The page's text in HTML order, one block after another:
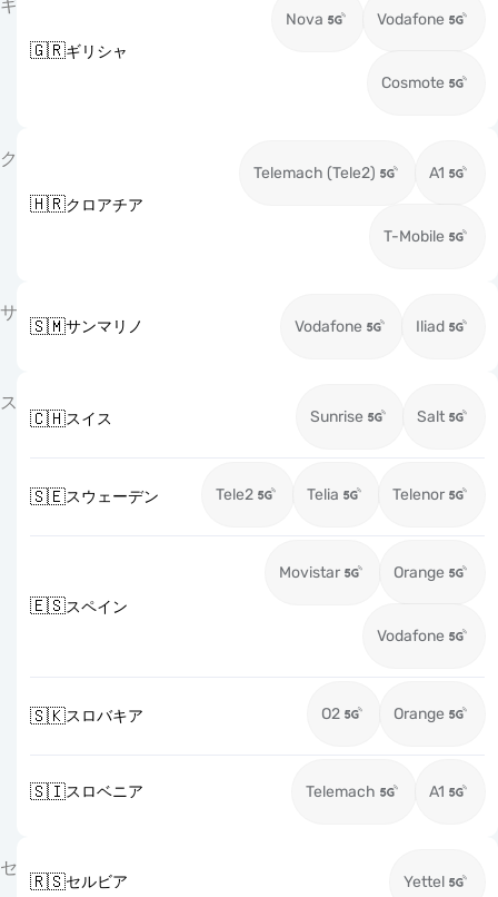
ギ
🇬🇷ギリシャ
Nova Vodafone
Cosmote
ク
🇭🇷クロアチア
Telemach (Tele2) A1
T-Mobile
サ
🇸🇲サンマリノ Vodafone Iliad
ス
🇨🇭スイス Sunrise Salt
🇸🇪スウェーデン Tele2 Telia Telenor
🇪🇸スペイン
Movistar Orange
Vodafone
🇸🇰スロバキア O2 Orange
🇸🇮スロベニア Telemach A1
セ
🇷🇸セルビア Yettel